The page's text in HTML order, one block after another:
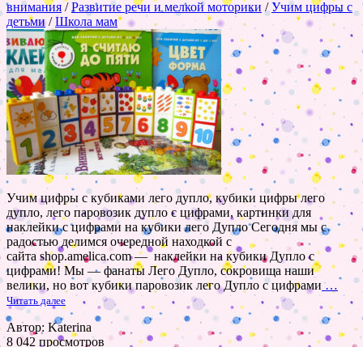
внимания /Развитие речи и мелкой моторики /Учим цифры с
детьми /Школа мам
Учим цифры с кубиками лего дупло, кубики цифры лего
дупло, лего паровозик дупло с цифрами, картинки для
наклейки с цифрами на кубики лего Дупло Сегодня мы с
радостью делимся очередной находкой с
сайта shop.amelica.com — наклейки на кубики Дупло с
цифрами! Мы — фанаты Лего Дупло, сокровища наши
велики, но вот кубики паровозик лего Дупло с цифрами …
Читать далее
Автор: Katerina
8 042 просмотров